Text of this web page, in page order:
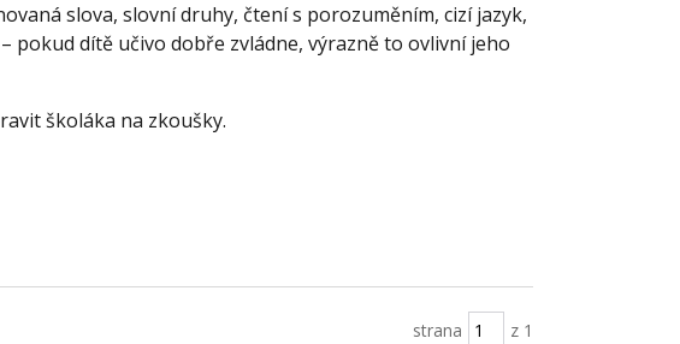
slova, slovní druhy, čtení s porozuměním, cizí jazyk,
pokud dítě učivo dobře zvládne, výrazně to ovlivní jeho
školáka na zkoušky.
strana z 1